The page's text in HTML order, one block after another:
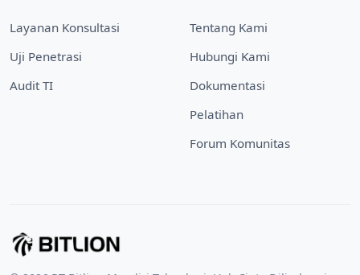
Layanan Konsultasi
Uji Penetrasi
Audit TI
Tentang Kami
Hubungi Kami
Dokumentasi
Pelatihan
Forum Komunitas